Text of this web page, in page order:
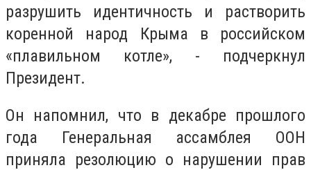
разрушить идентичность и растворить
коренной народ Крыма в российском
«плавильном котле», - подчеркнул
Президент.
Он напомнил, что в декабре прошлого
года Генеральная ассамблея ООН
приняла резолюцию о нарушении прав